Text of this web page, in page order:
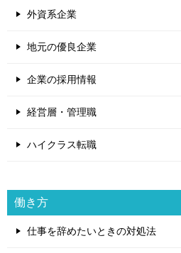
外資系企業
地元の優良企業
企業の採用情報
経営層・管理職
ハイクラス転職
働き方
仕事を辞めたいときの対処法